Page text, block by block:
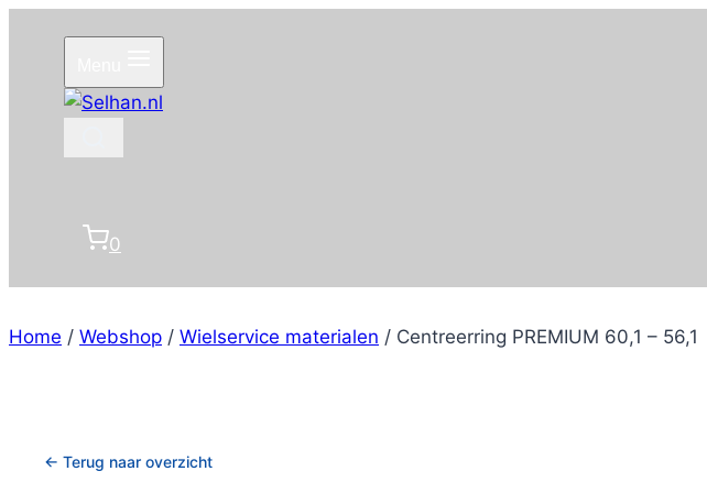
inhoud
0
Home / Webshop / Wielservice materialen / Centreerring PREMIUM 60,1 – 56,1
← Terug naar overzicht